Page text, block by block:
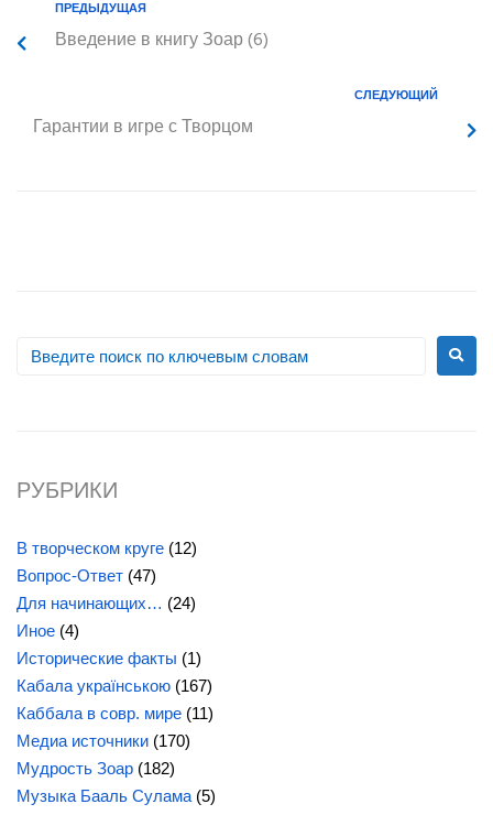
ПРЕДЫДУЩАЯ
Введение в книгу Зоар (6)
СЛЕДУЮЩИЙ
Гарантии в игре с Творцом
РУБРИКИ
В творческом круге (12)
Вопрос-Ответ (47)
Для начинающих… (24)
Иное (4)
Исторические факты (1)
Кабала українською (167)
Каббала в совр. мире (11)
Медиа источники (170)
Мудрость Зоар (182)
Музыка Бааль Сулама (5)